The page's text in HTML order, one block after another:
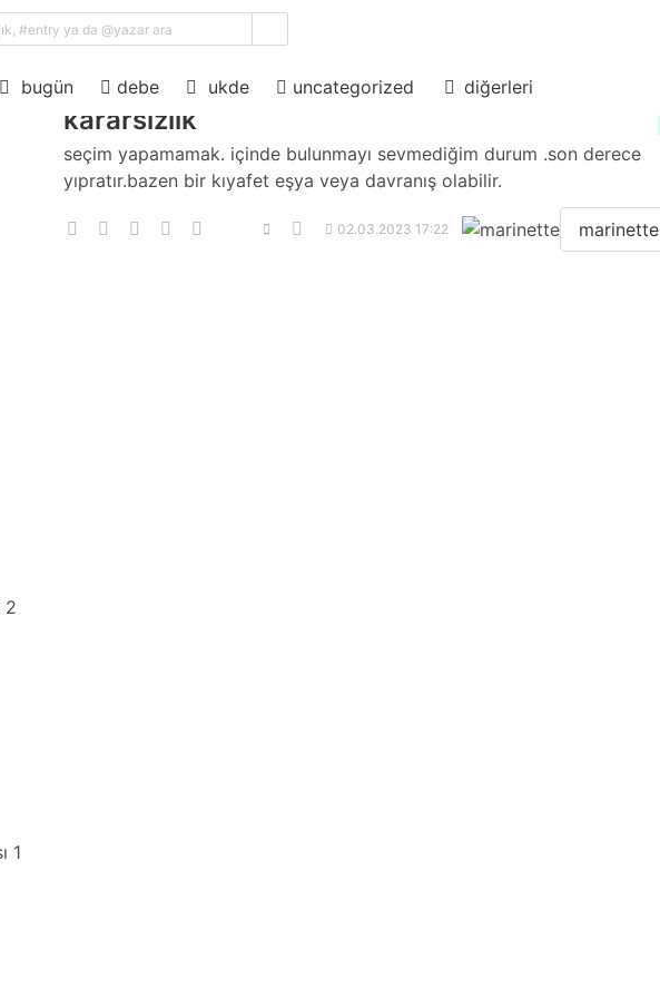
bugün debe ukde uncategorized diğerleri
2
1
sıralama
kararsızlık
seçim yapamamak. içinde bulunmayı sevmediğim durum .son derece
yıpratır.bazen bir kıyafet eşya veya davranış olabilir.
02.03.2023 17:22 marinette